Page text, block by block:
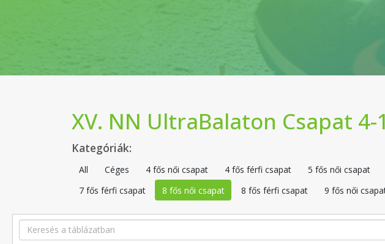
XV. NN UltraBalaton Csapat 4-
Kategóriák:
All Céges 4 fős női csapat 4 fős férfi csapat 5 fős női csapat
7 fős férfi csapat
8 fős női csapat 8 fős férfi csapat 9 fős női
Search